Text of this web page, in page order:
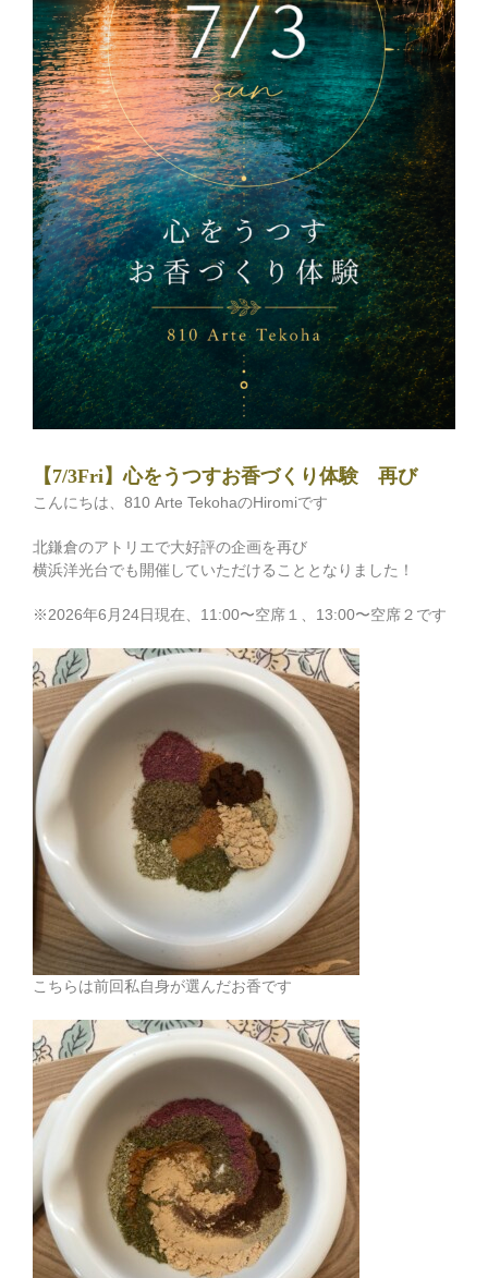
【7/3Fri】心をうつすお香づくり体験 再び
こんにちは、810 Arte TekohaのHiromiです
北鎌倉のアトリエで大好評の企画を再び
横浜洋光台でも開催していただけることとなりました！
※2026年6月24日現在、11:00〜空席１、13:00〜空席２です
こちらは前回私自身が選んだお香です